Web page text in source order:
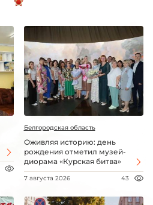
Белгородская область
Оживляя историю: день
рождения отметил музей-
диорама «Курская битва»
7 августа 2026 43